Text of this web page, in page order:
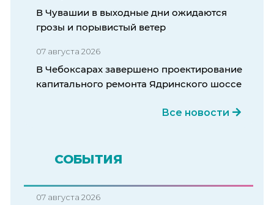
В Чувашии в выходные дни ожидаются
грозы и порывистый ветер
07 августа 2026
В Чебоксарах завершено проектирование
капитального ремонта Ядринского шоссе
Все новости
СОБЫТИЯ
07 августа 2026